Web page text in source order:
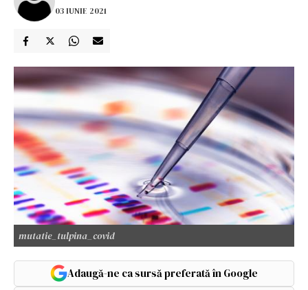
03 IUNIE 2021
mutatie_tulpina_covid
Adaugă-ne ca sursă preferată în Google